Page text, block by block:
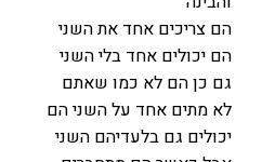
הם צריכים אחד את השני
הם יכולים אחד בלי השני
גם כן הם לא כמו שאתם
לא מתים אחד על השני הם
יכולים גם בלעדיהם השני